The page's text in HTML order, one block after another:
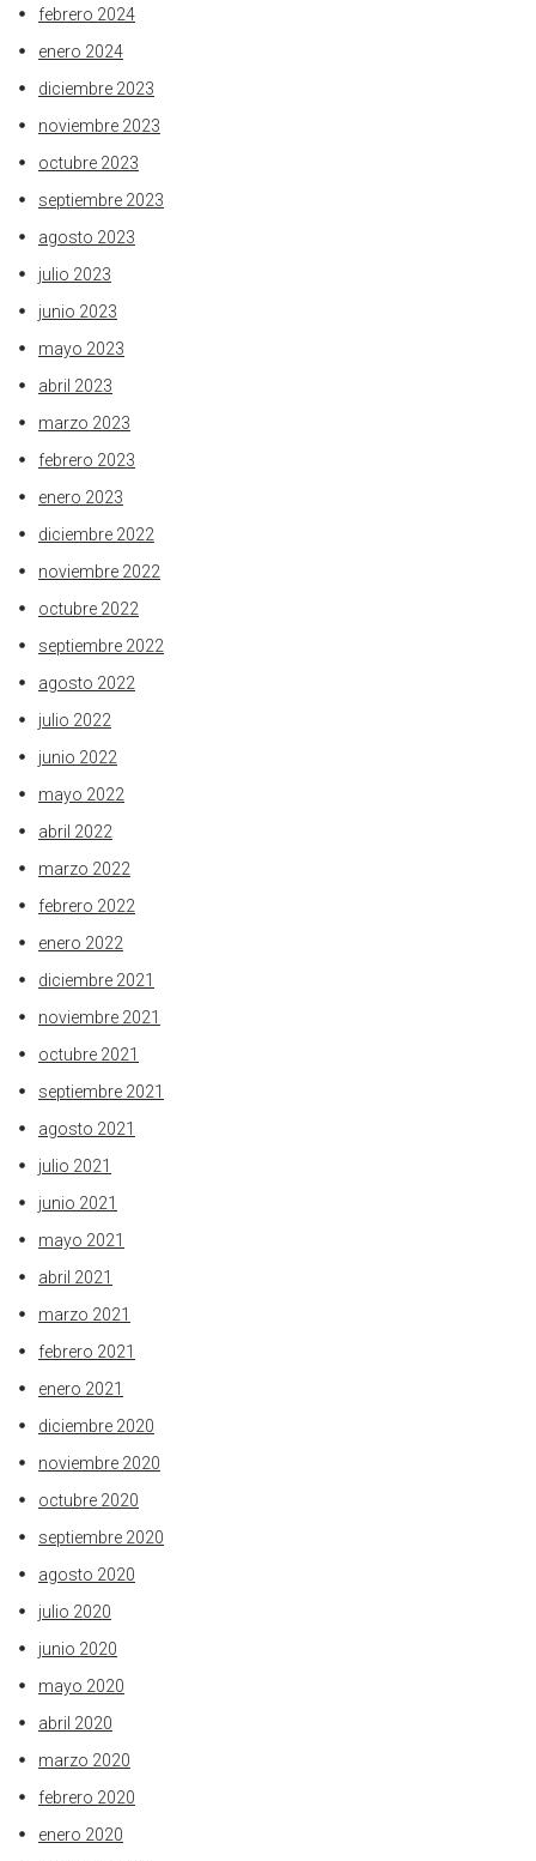
febrero 2024
enero 2024
diciembre 2023
noviembre 2023
octubre 2023
septiembre 2023
agosto 2023
julio 2023
junio 2023
mayo 2023
abril 2023
marzo 2023
febrero 2023
enero 2023
diciembre 2022
noviembre 2022
octubre 2022
septiembre 2022
agosto 2022
julio 2022
junio 2022
mayo 2022
abril 2022
marzo 2022
febrero 2022
enero 2022
diciembre 2021
noviembre 2021
octubre 2021
septiembre 2021
agosto 2021
julio 2021
junio 2021
mayo 2021
abril 2021
marzo 2021
febrero 2021
enero 2021
diciembre 2020
noviembre 2020
octubre 2020
septiembre 2020
agosto 2020
julio 2020
junio 2020
mayo 2020
abril 2020
marzo 2020
febrero 2020
enero 2020